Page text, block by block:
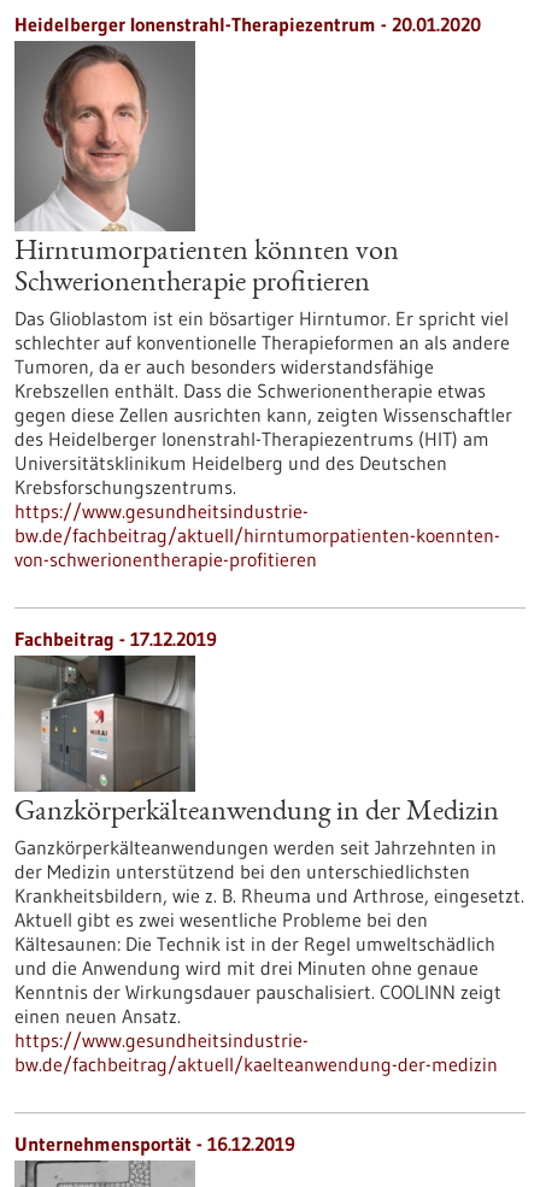
Heidelberger Ionenstrahl-Therapiezentrum - 20.01.2020
Hirntumorpatienten könnten von
Schwerionentherapie profitieren
Das Glioblastom ist ein bösartiger Hirntumor. Er spricht viel
schlechter auf konventionelle Therapieformen an als andere
Tumoren, da er auch besonders widerstandsfähige
Krebszellen enthält. Dass die Schwerionentherapie etwas
gegen diese Zellen ausrichten kann, zeigten Wissenschaftler
des Heidelberger Ionenstrahl-Therapiezentrums (HIT) am
Universitätsklinikum Heidelberg und des Deutschen
Krebsforschungszentrums.
https://www.gesundheitsindustrie-
bw.de/fachbeitrag/aktuell/hirntumorpatienten-koennten-
von-schwerionentherapie-profitieren
Fachbeitrag - 17.12.2019
Ganzkörperkälteanwendung in der Medizin
Ganzkörperkälteanwendungen werden seit Jahrzehnten in
der Medizin unterstützend bei den unterschiedlichsten
Krankheitsbildern, wie z. B. Rheuma und Arthrose, eingesetzt.
Aktuell gibt es zwei wesentliche Probleme bei den
Kältesaunen: Die Technik ist in der Regel umweltschädlich
und die Anwendung wird mit drei Minuten ohne genaue
Kenntnis der Wirkungsdauer pauschalisiert. COOLINN zeigt
einen neuen Ansatz.
https://www.gesundheitsindustrie-
bw.de/fachbeitrag/aktuell/kaelteanwendung-der-medizin
Unternehmensportät - 16.12.2019